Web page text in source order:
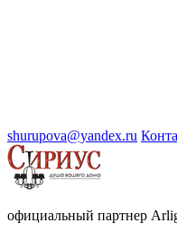
shurupova@yandex.ru
официальный партнер